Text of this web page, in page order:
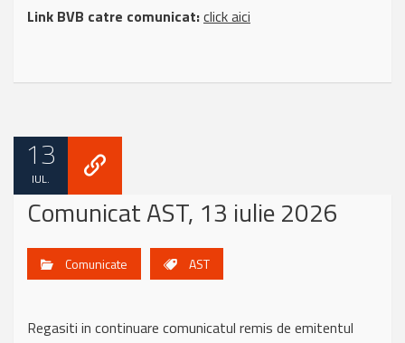
Link BVB catre comunicat:click aici
13
IUL.
Comunicat AST, 13 iulie 2026
Comunicate AST
Regasiti in continuare comunicatul remis de emitentul